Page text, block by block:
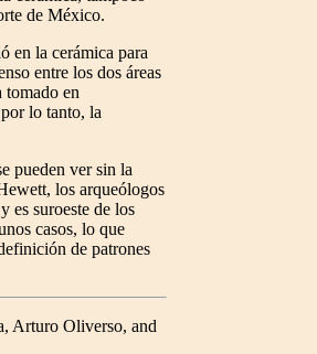
de México.
en la cerámica para
entre los dos áreas
tomado en
lo tanto, la
pueden ver sin la
los arqueólogos
es suroeste de los
casos, lo que
de patrones
Arturo Oliverso, and